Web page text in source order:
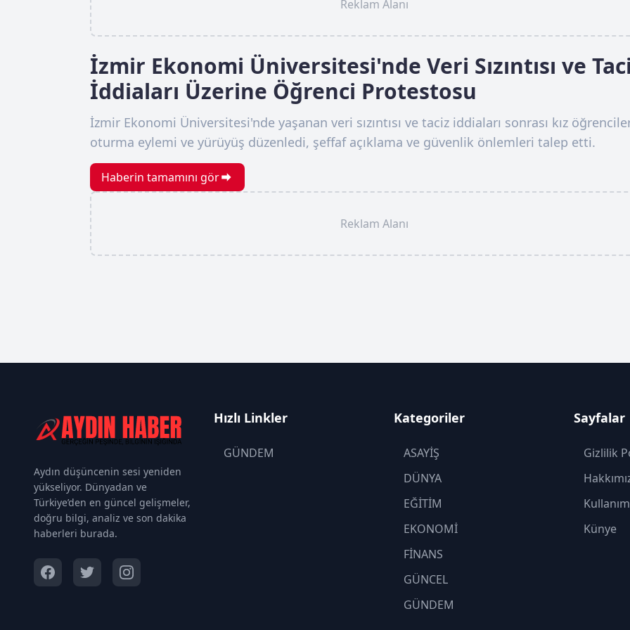
Reklam Alanı
İzmir Ekonomi Üniversitesi'nde Veri Sızıntısı ve
İddiaları Üzerine Öğrenci Protestosu
İzmir Ekonomi Üniversitesi'nde yaşanan veri sızıntısı ve taciz iddiaları sonrası kız
oturma eylemi ve yürüyüş düzenledi, şeffaf açıklama ve güvenlik önlemleri talep etti.
Haberin tamamını gör
Reklam Alanı
Aydın düşüncenin sesi yeniden
yükseliyor. Dünyadan ve
Türkiye’den en güncel gelişmeler,
doğru bilgi, analiz ve son dakika
haberleri burada.
Hızlı Linkler
GÜNDEM
Kategoriler
ASAYİŞ
DÜNYA
EĞİTİM
EKONOMİ
FİNANS
GÜNCEL
GÜNDEM
Sayfalar
Gizlilik
Künye